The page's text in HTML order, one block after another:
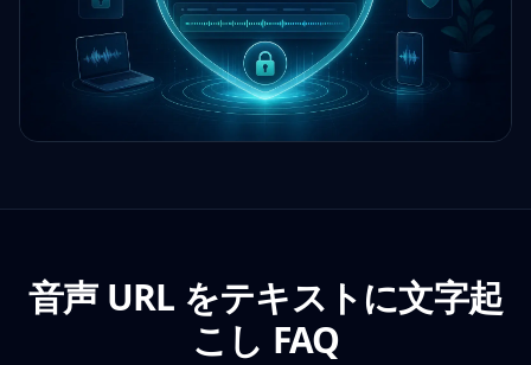
音声 URL をテキストに文字起
こし FAQ